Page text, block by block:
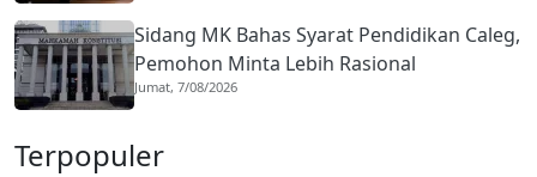
Sidang MK Bahas Syarat Pendidikan Caleg,
Pemohon Minta Lebih Rasional
Jumat, 7/08/2026
Terpopuler